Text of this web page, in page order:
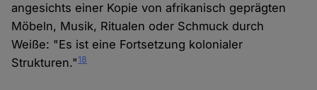
angesichts einer Kopie von afrikanisch geprägten
Möbeln, Musik, Ritualen oder Schmuck durch
Weiße: "Es ist eine Fortsetzung kolonialer
Strukturen."18